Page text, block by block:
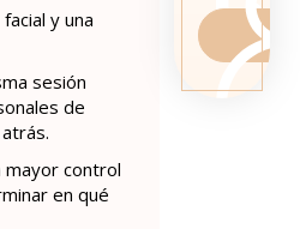
y una
sesión
de
control
en qué